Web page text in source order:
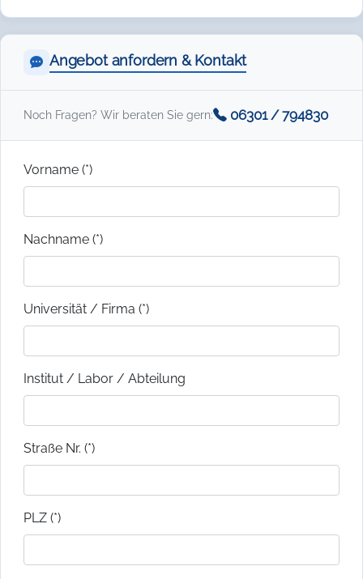
Angebot anfordern & Kontakt
Noch Fragen? Wir beraten Sie gern: 06301 / 794830
Vorname (*)
Nachname (*)
Universität / Firma (*)
Institut / Labor / Abteilung
Straße Nr. (*)
PLZ (*)